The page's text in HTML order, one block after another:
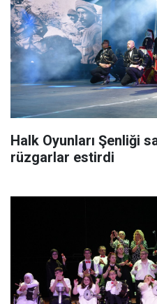
Halk Oyunları Şenliği
rüzgarlar estirdi